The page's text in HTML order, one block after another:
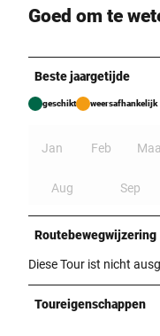
Goed om te
Beste jaargetijde
geschikt weersafhankelijk
Jan Feb Maa
Aug Sep
Routebewegwijzering
Diese Tour ist nicht
Toureigenschappen